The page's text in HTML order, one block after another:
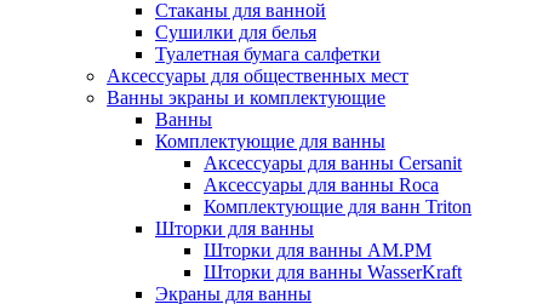
Стаканы для ванной
Сушилки для белья
Туалетная бумага салфетки
Аксессуары для общественных мест
Ванны экраны и комплектующие
Ванны
Комплектующие для ванны
Аксессуары для ванны Cersanit
Аксессуары для ванны Roca
Комплектующие для ванн Triton
Шторки для ванны
Шторки для ванны AM.PM
Шторки для ванны WasserKraft
Экраны для ванны